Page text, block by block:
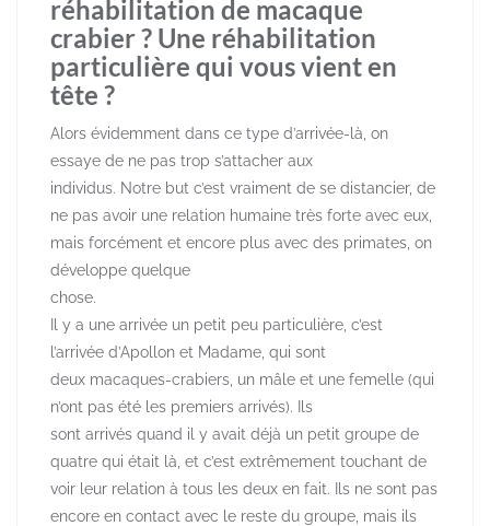
réhabilitation de macaque
crabier ? Une réhabilitation
particulière qui vous vient en
tête ?
Alors évidemment dans ce type d’arrivée-là, on
essaye de ne pas trop s’attacher aux
individus. Notre but c’est vraiment de se distancier, de
ne pas avoir une relation humaine très forte avec eux,
mais forcément et encore plus avec des primates, on
développe quelque
chose.
Il y a une arrivée un petit peu particulière, c’est
l’arrivée d’Apollon et Madame, qui sont
deux macaques-crabiers, un mâle et une femelle (qui
n’ont pas été les premiers arrivés). Ils
sont arrivés quand il y avait déjà un petit groupe de
quatre qui était là, et c’est extrêmement touchant de
voir leur relation à tous les deux en fait. Ils ne sont pas
encore en contact avec le reste du groupe, mais ils